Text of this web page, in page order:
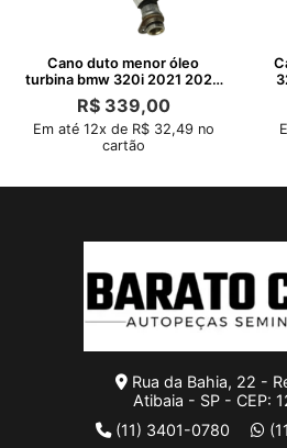
Cano duto menor óleo
turbina bmw 320i 2021 2022
2023 2024
R$339,00
Em até 12x de R$ 32,49 no
cartão
Rua da Bahia, 22 -
Atibaia - SP - CEP:
(11) 3401-0780